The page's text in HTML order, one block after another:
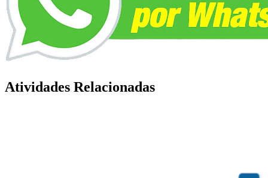
Atividades Relacionadas